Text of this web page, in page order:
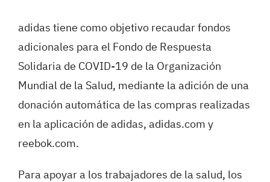
adidas tiene como objetivo recaudar fondos
adicionales para el Fondo de Respuesta
Solidaria de COVID-19 de la Organización
Mundial de la Salud, mediante la adición de una
donación automática de las compras realizadas
en la aplicación de adidas, adidas.com y
reebok.com.
Para apoyar a los trabajadores de la salud, los